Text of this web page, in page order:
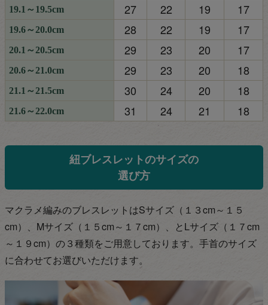
19.1～19.5cm 27 22 19 17
19.6～20.0cm 28 22 19 17
20.1～20.5cm 29 23 20 17
20.6～21.0cm 29 23 20 18
21.1～21.5cm 30 24 20 18
21.6～22.0cm 31 24 21 18
紐ブレスレットのサイズの
選び方
マクラメ編みのブレスレットはSサイズ（１３cm～１５
cm）、Mサイズ（１５cm～１７cm）、とLサイズ（１７cm
～１９cm）の３種類をご用意しております。手首のサイズ
に合わせてお選びいただけます。